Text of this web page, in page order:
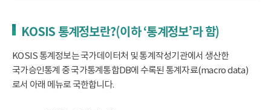
KOSIS 통계정보란?(이하 ‘통계정보’라 함)
KOSIS 통계정보는 국가데이터처 및 통계작성기관에서 생산한
국가승인통계 중 국가통계통합DB에 수록된 통계자료(macro data)
로서 아래 메뉴로 국한합니다.